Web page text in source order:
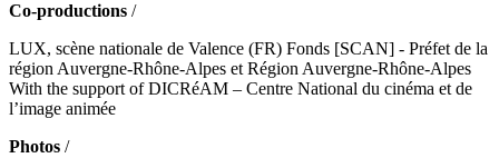
Co-productions /
LUX, scène nationale de Valence (FR) Fonds [SCAN] - Préfet de la
région Auvergne-Rhône-Alpes et Région Auvergne-Rhône-Alpes
With the support of DICRéAM – Centre National du cinéma et de
l’image animée
Photos /